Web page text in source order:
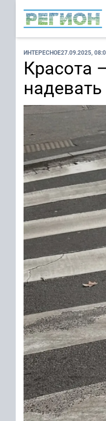
ИНТЕРЕСНОЕ27.09.2025,
Красота